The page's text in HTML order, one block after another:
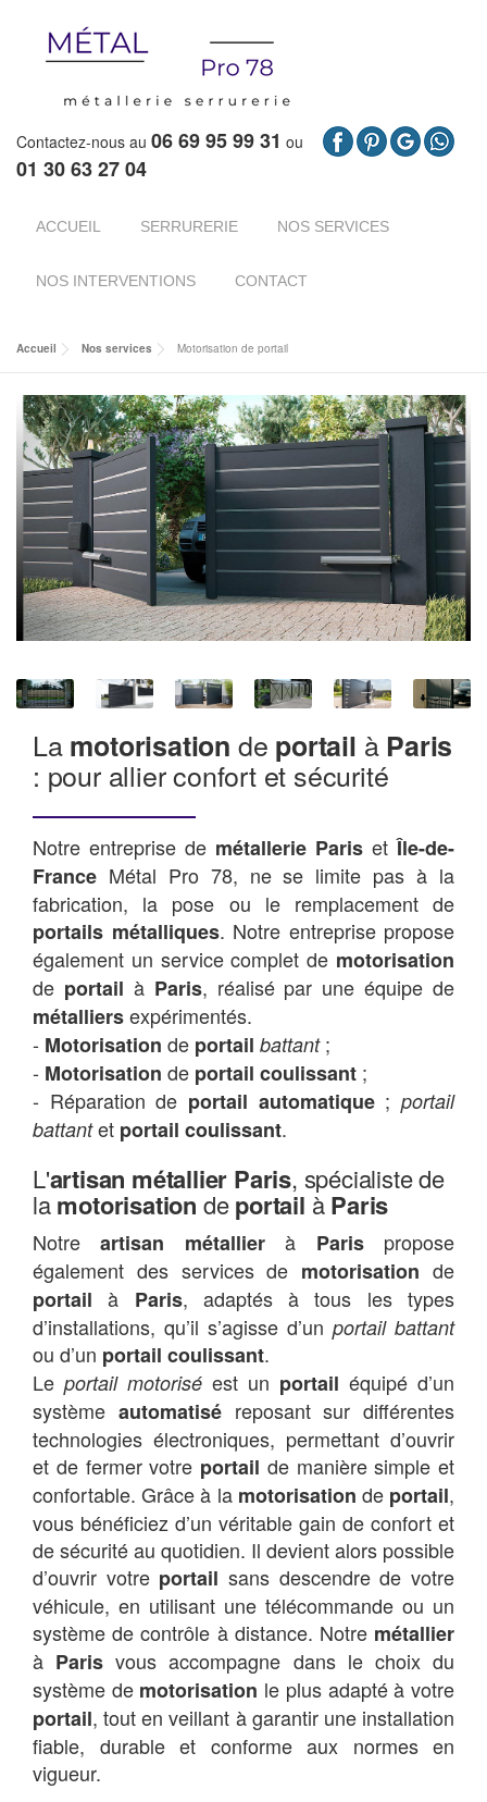
Contactez-nous au 06 69 95 99 31 ou
01 30 63 27 04
ACCUEIL SERRURERIE NOS SERVICES
NOS INTERVENTIONS CONTACT
Accueil Nos services Motorisation de portail
Lamotorisation de portail à Paris
: pour allier confort et sécurité
Notre entreprise de métallerie Paris etÎle-de-
France Métal Pro 78, ne se limite pas à la
fabrication, la pose ou le remplacement de
portails métalliques. Notre entreprise propose
également un service complet de motorisation
de portail à Paris, réalisé par une équipe de
métalliersexpérimentés.
- Motorisation de portail battant;
- Motorisation de portail coulissant ;
- Réparation de portail automatique;portail
battantet portail coulissant.
L'artisan métallier Paris, spécialiste de
lamotorisation deportail àParis
Notreartisan métallierà Parispropose
également des services de motorisation de
portail à Paris, adaptés à tous les types
d’installations, qu’il s’agisse d’un portail battant
ou d’un portail coulissant.
Le portail motorisé est un portail équipé d’un
système automatiséreposant sur différentes
technologies électroniques, permettant d’ouvrir
et de fermer votre portail de manière simple et
confortable. Grâce à la motorisation de portail,
vous bénéficiez d’un véritable gain de confort et
de sécurité au quotidien. Il devient alors possible
d’ouvrir votre portail sans descendre de votre
véhicule, en utilisant une télécommande ou un
système de contrôle à distance. Notre métallier
à Paris vous accompagne dans le choix du
système de motorisation le plus adapté à votre
portail, tout en veillant à garantir une installation
fiable, durable et conforme aux normes en
vigueur.